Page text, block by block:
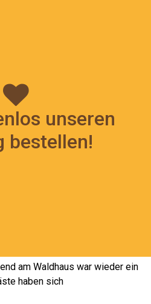
unseren
bestellen!